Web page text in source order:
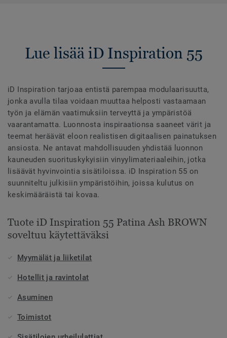
Lue lisää iD Inspiration 55
iD Inspiration tarjoaa entistä parempaa modulaarisuutta,
jonka avulla tilaa voidaan muuttaa helposti vastaamaan
työn ja elämän vaatimuksiin terveyttä ja ympäristöä
vaarantamatta. Luonnosta inspiraationsa saaneet värit ja
teemat heräävät eloon realistisen digitaalisen painatuksen
ansiosta. Ne antavat mahdollisuuden yhdistää luonnon
kauneuden suorituskykyisiin vinyylimateriaaleihin, jotka
lisäävät hyvinvointia sisätiloissa. iD Inspiration 55 on
suunniteltu julkisiin ympäristöihin, joissa kulutus on
keskimääräistä tai kovaa.
Tuote iD Inspiration 55 Patina Ash BROWN
soveltuu käytettäväksi
Myymälät ja liiketilat
Hotellit ja ravintolat
Asuminen
Toimistot